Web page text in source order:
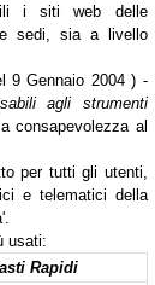
i siti web delle
sedi, sia a livello
9 Gennaio 2004 ) -
agli strumenti
consapevolezza al
per tutti gli utenti,
e telematici della
usati:
Rapidi